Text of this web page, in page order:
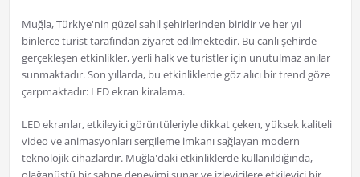
Muğla, Türkiye'nin güzel sahil şehirlerinden biridir ve her yıl
binlerce turist tarafından ziyaret edilmektedir. Bu canlı şehirde
gerçekleşen etkinlikler, yerli halk ve turistler için unutulmaz anılar
sunmaktadır. Son yıllarda, bu etkinliklerde göz alıcı bir trend göze
çarpmaktadır: LED ekran kiralama.
LED ekranlar, etkileyici görüntüleriyle dikkat çeken, yüksek kaliteli
video ve animasyonları sergileme imkanı sağlayan modern
teknolojik cihazlardır. Muğla'daki etkinliklerde kullanıldığında,